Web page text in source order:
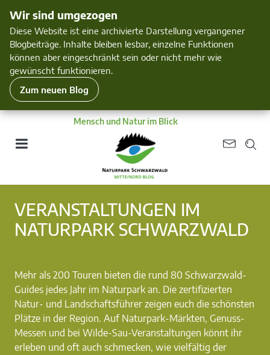
Wir sind umgezogen
Diese Website ist eine archivierte Darstellung vergangener
Blogbeiträge. Inhalte bleiben lesbar, einzelne Funktionen
können aber eingeschränkt sein oder nicht mehr wie
gewünscht funktionieren.
Zum neuen Blog
Mensch und Natur im Blick
VERANSTALTUNGEN IM
NATURPARK SCHWARZWALD
Mehr als 200 Touren bieten die rund 80 Schwarzwald-
Guides jedes Jahr im Naturpark an. Die zertifizierten
Natur- und Landschaftsführer zeigen euch die schönsten
Plätze in der Region. Auf Naturpark-Märkten, Genuss-
Messen und bei Wilde-Sau-Veranstaltungen könnt ihr
erleben und oft auch schmecken, wie vielfältig der